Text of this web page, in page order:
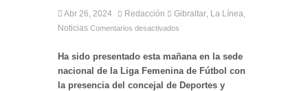
El Ministro Principal da la bienvenida a la nueva
Abr 26, 2024 Redacción Gibraltar La Línea
Noticias Comentarios desactivados
Ha sido presentado esta mañana en la sede
nacional de la Liga Femenina de Fútbol con
la presencia del concejal de Deportes y